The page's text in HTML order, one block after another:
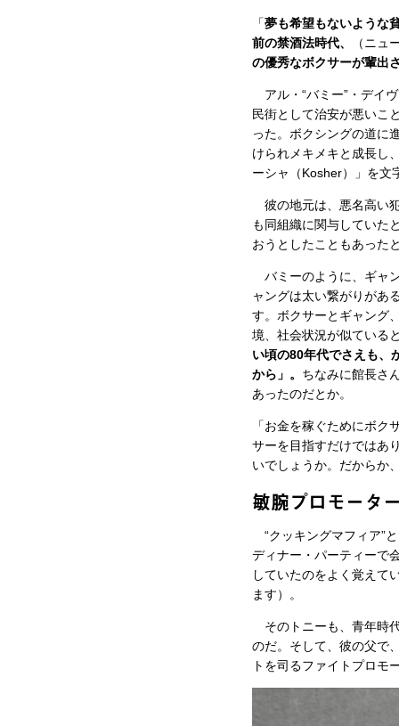
「夢も希望もないような
前の禁酒法時代、
（ニュ
の優秀なボクサーが輩出
アル・“バミー”・デイ
民街として治安が悪いこ
った。ボクシングの道に
けられメキメキと成長し
ーシャ（Kosher）」を文
彼の地元は、悪名高い
も同組織に関与していた
おうとしたこともあった
バミーのように、ギャ
ャングは太い繋がりがあ
す。ボクサーとギャング
境、社会状況が似ている
い頃の80年代でさえも、
から」。 ちなみに館長さ
あったのだとか。
「お金を稼ぐためにボ
サーを目指すだけではあ
いでしょうか。だからか
敏腕プロモータ
“クッキングマフィア”
ディナー・パーティーで
していたのをよく覚えて
ます）。
そのトニーも、青年時
のだ。そして、彼の父で
トを司るファイトプロモ